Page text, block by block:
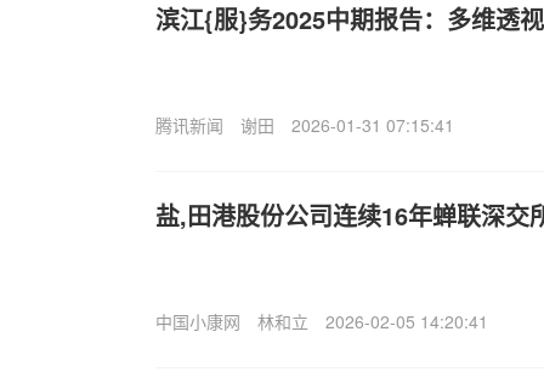
滨江{服}务2025中期报告：多维透
腾讯新闻 谢田 2026-01-31 07:15:41
盐,田港股份公司连续16年蝉联深交
中国小康网 林和立 2026-02-05 14:20:41